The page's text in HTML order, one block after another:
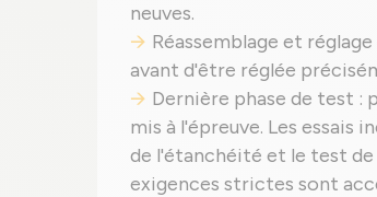
neuves.
Réassemblage et
avant d'être réglée
Dernière phase de test :
mis à l'épreuve. Les essais
de l'étanchéité et le test de
exigences strictes sont